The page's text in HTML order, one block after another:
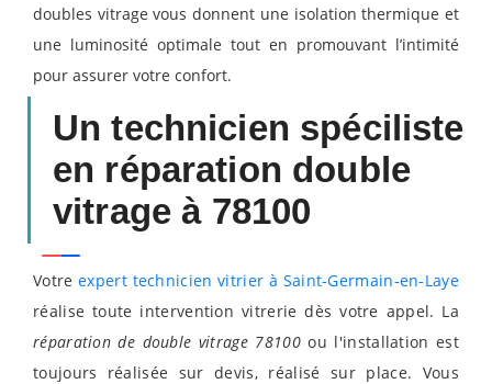
doubles vitrage vous donnent une isolation thermique et
une luminosité optimale tout en promouvant l’intimité
pour assurer votre confort.
Un technicien spéciliste
en réparation double
vitrage à 78100
Votreexpert technicien vitrier à Saint-Germain-en-Laye
réalise toute intervention vitrerie dès votre appel. La
réparation de double vitrage 78100ou l'installation est
toujours réalisée sur devis, réalisé sur place. Vous